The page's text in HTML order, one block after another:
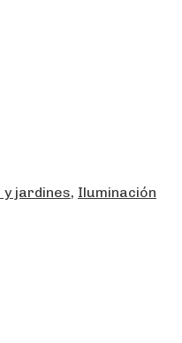
jardines, Iluminación